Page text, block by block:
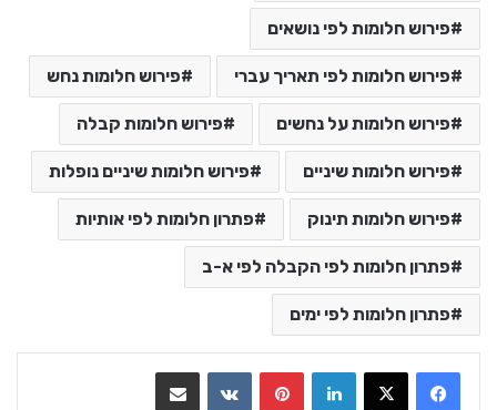
פירוש חלומות לפי נושאים
פירוש חלומות לפי תאריך עברי פירוש חלומות נחש
פירוש חלומות על נחשים פירוש חלומות קבלה
פירוש חלומות שיניים פירוש חלומות שיניים נופלות
פירוש חלומות תינוק פתרון חלומות לפי אותיות
פתרון חלומות לפי הקבלה לפי א-ב
פתרון חלומות לפי ימים
LinkedIn
VKontakte